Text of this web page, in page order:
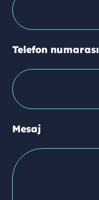
Telefon numarası
Mesaj